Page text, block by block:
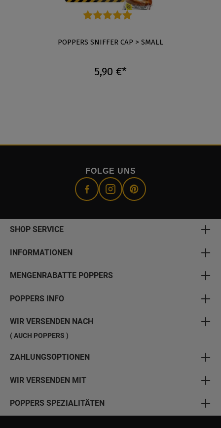
POPPERS SNIFFER CAP > SMALL
5,90 €*
FOLGE UNS
SHOP SERVICE
INFORMATIONEN
MENGENRABATTE POPPERS
POPPERS INFO
WIR VERSENDEN NACH
( AUCH POPPERS )
ZAHLUNGSOPTIONEN
WIR VERSENDEN MIT
POPPERS SPEZIALITÄTEN